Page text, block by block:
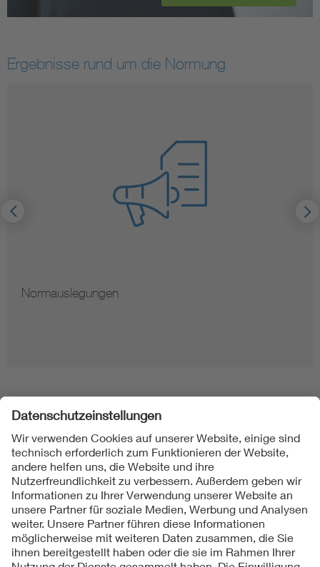
Ergebnisse rund um die Normung
Normauslegungen
Folgen Sie uns